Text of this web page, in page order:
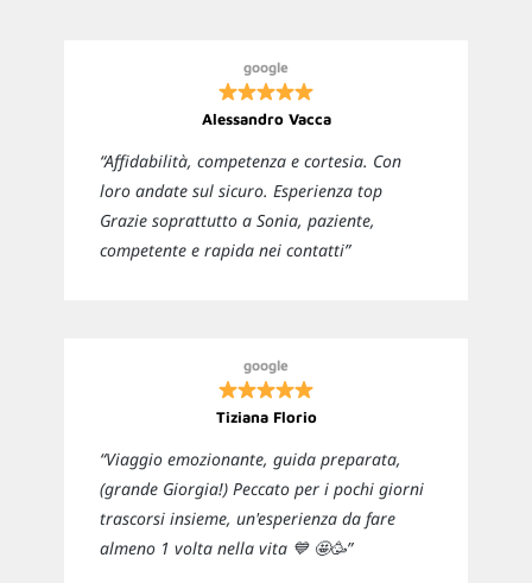
google
Alessandro Vacca
“Affidabilità, competenza e cortesia. Con
loro andate sul sicuro. Esperienza top
Grazie soprattutto a Sonia, paziente,
competente e rapida nei contatti”
google
Tiziana Florio
“Viaggio emozionante, guida preparata,
(grande Giorgia!) Peccato per i pochi giorni
trascorsi insieme, un'esperienza da fare
almeno 1 volta nella vita 💙 🤩🥳”